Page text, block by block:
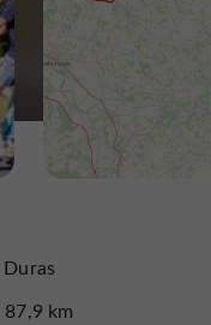
Duras
87,9 km